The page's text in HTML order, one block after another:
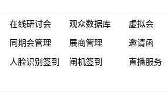
在线研讨会 观众数据库 虚拟会
同期会管理 展商管理 邀请函
人脸识别签到 闸机签到 直播服务